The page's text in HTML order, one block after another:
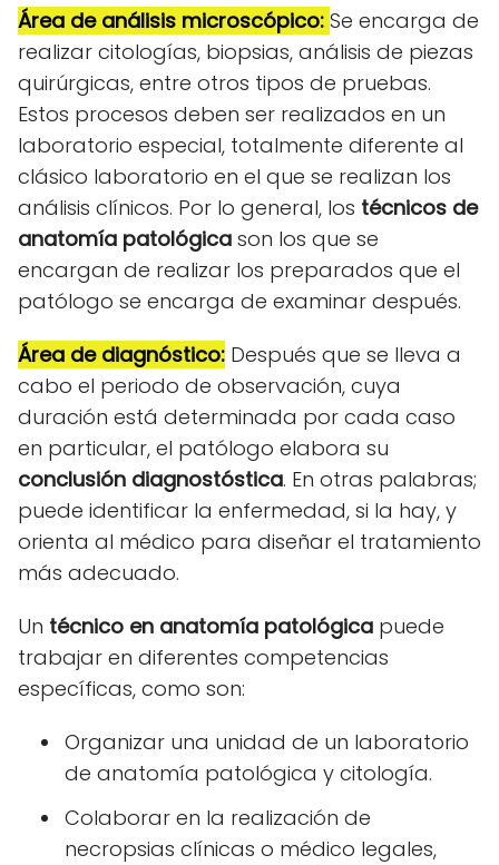
Área de análisis microscópico: Se encarga de
realizar citologías, biopsias, análisis de piezas
quirúrgicas, entre otros tipos de pruebas.
Estos procesos deben ser realizados en un
laboratorio especial, totalmente diferente al
clásico laboratorio en el que se realizan los
análisis clínicos. Por lo general, los técnicos de
anatomía patológica son los que se
encargan de realizar los preparados que el
patólogo se encarga de examinar después.
Área de diagnóstico: Después que se lleva a
cabo el periodo de observación, cuya
duración está determinada por cada caso
en particular, el patólogo elabora su
conclusión diagnostóstica. En otras palabras;
puede identificar la enfermedad, si la hay, y
orienta al médico para diseñar el tratamiento
más adecuado.
Un técnico en anatomía patológica puede
trabajar en diferentes competencias
específicas, como son:
Organizar una unidad de un laboratorio
de anatomía patológica y citología.
Colaborar en la realización de
necropsias clínicas o médico legales,